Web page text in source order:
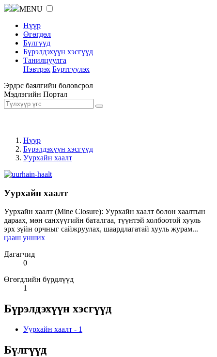
MENU
Нүүр
Өгөгдөл
Бүлгүүд
Бүрэлдэхүүн хэсгүүд
Танилцуулга
Нэвтрэх Бүртгүүлэх
Эрдэс баялгийн боловсрол
Мэдлэгийн Портал
Нүүр
Бүрэлдэхүүн хэсгүүд
Уурхайн хаалт
Уурхайн хаалт
Уурхайн хаалт (Mine Closure): Уурхайн хаалт болон хаалтын
дараах, мөн санхүүгийн баталгаа, түүнтэй холбоотой хууль
эрх зүйн орчныг сайжруулах, шаардлагатай хууль журам...
цааш унших
Дагагчид
0
Өгөгдлийн бүрдлүүд
1
Бүрэлдэхүүн хэсгүүд
Уурхайн хаалт - 1
Бүлгүүд